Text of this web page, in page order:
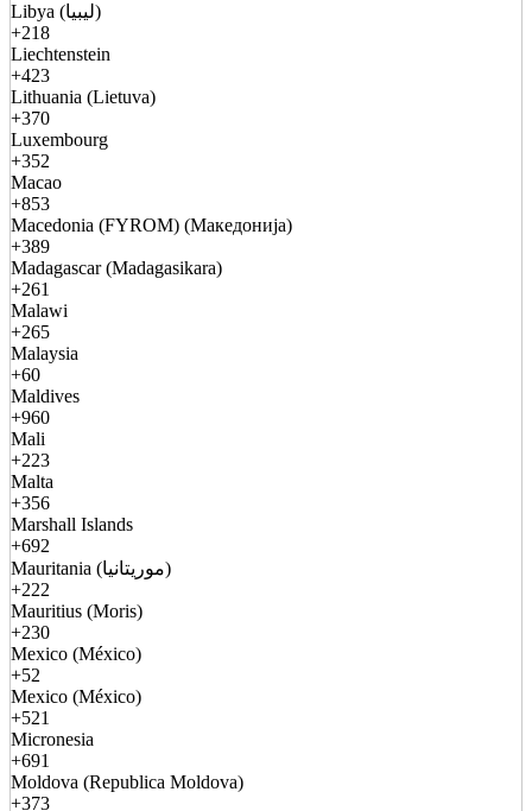
Libya (ليبيا)
+218
Liechtenstein
+423
Lithuania (Lietuva)
+370
Luxembourg
+352
Macao
+853
Macedonia (FYROM) (Македонија)
+389
Madagascar (Madagasikara)
+261
Malawi
+265
Malaysia
+60
Maldives
+960
Mali
+223
Malta
+356
Marshall Islands
+692
Mauritania (موريتانيا)
+222
Mauritius (Moris)
+230
Mexico (México)
+52
Mexico (México)
+521
Micronesia
+691
Moldova (Republica Moldova)
+373